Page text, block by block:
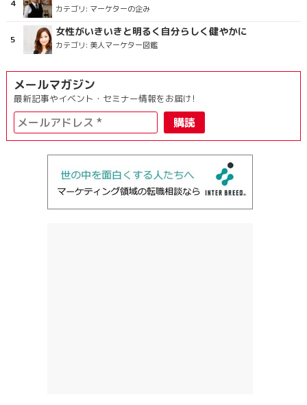
カテゴリ: マーケターの企み
女性がいきいきと明るく自分らしく健やかに
カテゴリ: 美人マーケター図鑑
メールマガジン
最新記事やイベント・セミナー情報をお届け!